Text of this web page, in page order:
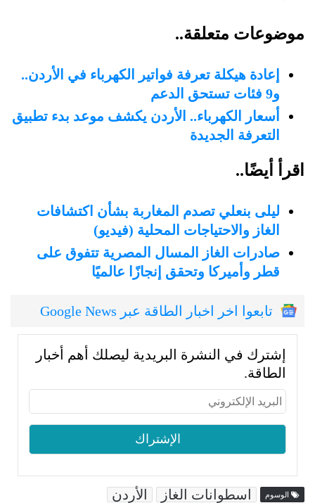
موضوعات متعلقة..
إعادة هيكلة تعرفة فواتير الكهرباء في الأردن..
و9 فئات تستحق الدعم
أسعار الكهرباء.. الأردن يكشف موعد بدء تطبيق
التعرفة الجديدة
اقرأ أيضًا..
ليلى بنعلي تصدم المغاربة بشأن اكتشافات
الغاز والاحتياجات المحلية (فيديو)
صادرات الغاز المسال المصرية تتفوق على
قطر وأميركا وتحقق إنجازًا عالميًا
تابعوا اخر اخبار الطاقة عبر Google News
إشترك في النشرة البريدية ليصلك أهم أخبار
الطاقة.
الوسوم اسطوانات الغاز
الأردن